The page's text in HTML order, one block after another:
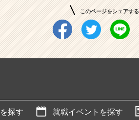
このページをシェアする
探す 就職イベントを探す